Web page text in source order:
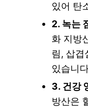
있어 탄
2. 녹는
화 지방
림, 삽
있습니
3. 건강
방산은